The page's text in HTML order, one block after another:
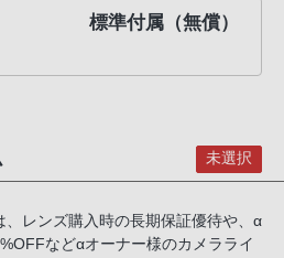
標準付属（無償）
未選択
、レンズ購入時の長期保証優待や、α
などαオーナー様のカメラライ